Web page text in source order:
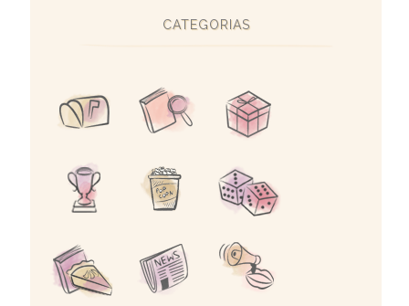
CATEGORIAS